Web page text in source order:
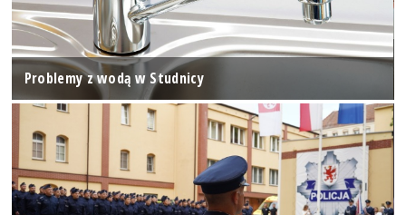
Problemy z wodą w Studnicy